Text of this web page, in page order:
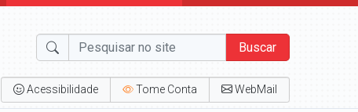
Buscar
Acessibilidade Tome Conta WebMail